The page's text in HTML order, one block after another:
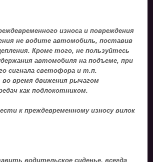
износа и повреждения
не водите автомобиль, поставив
Кроме того, не пользуйтесь
автомобиля на подъеме, при
сигнала светофора и т.п.
во время движения рычагом
как подлокотником.
к преждевременному износу вилок
водительское сиденье, всегда